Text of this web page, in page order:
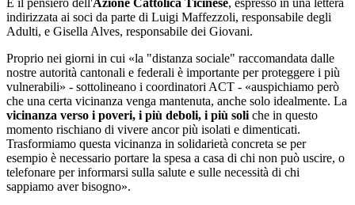
indirizzata ai soci da parte di Luigi Maffezzoli, responsabile degli
Adulti, e Gisella Alves, responsabile dei Giovani.
Proprio nei giorni in cui «la "distanza sociale" raccomandata dalle
nostre autorità cantonali e federali è importante per proteggere i più
vulnerabili» - sottolineano i coordinatori ACT - «auspichiamo però
che una certa vicinanza venga mantenuta, anche solo idealmente. La
vicinanza verso i poveri, i più deboli, i più soli che in questo
momento rischiano di vivere ancor più isolati e dimenticati.
Trasformiamo questa vicinanza in solidarietà concreta se per
esempio è necessario portare la spesa a casa di chi non può uscire, o
telefonare per informarsi sulla salute e sulle necessità di chi
sappiamo aver bisogno».